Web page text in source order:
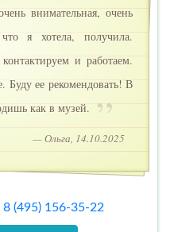
внимательная, очень
я хотела, получила.
и работаем.
Буду ее рекомендовать! В
как в музей.
— Ольга, 14.10.2025
8 (495) 156-35-22